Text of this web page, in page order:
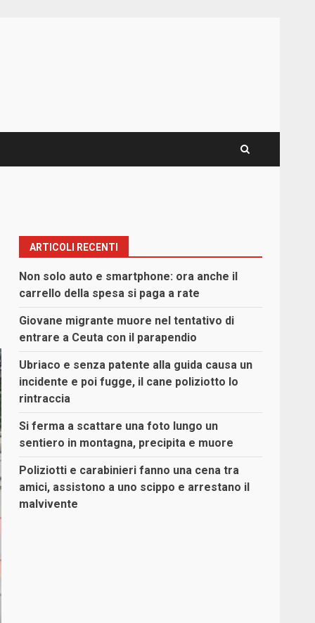
ARTICOLI RECENTI
Non solo auto e smartphone: ora anche il
carrello della spesa si paga a rate
Giovane migrante muore nel tentativo di
entrare a Ceuta con il parapendio
Ubriaco e senza patente alla guida causa un
incidente e poi fugge, il cane poliziotto lo
rintraccia
Si ferma a scattare una foto lungo un
sentiero in montagna, precipita e muore
Poliziotti e carabinieri fanno una cena tra
amici, assistono a uno scippo e arrestano il
malvivente